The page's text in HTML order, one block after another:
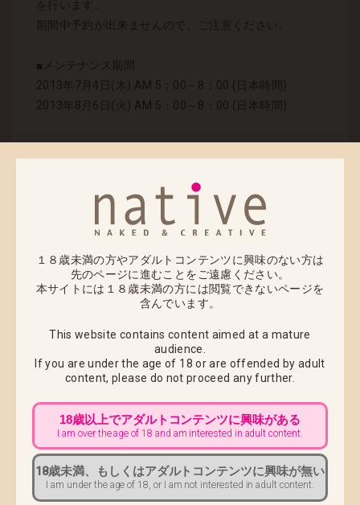
を行います。
期間中予約が出来ませんので、ご注意ください。
■メンテナンス期間
2013年7月4日(木) AM 5：00～8：00 (日本時間)
2013年8月6日(火) AM 5：00～8：00 (日本時間)
Gift「アーサー」特典付き 取扱いとご予約受付開始日
りました。
ネイティブオンライン特典として「大槍葦人氏描き下
ろし18禁イラストA3タペストリー」が付属いたします
ので、是非ご利用ください。
■商品名：アーサー
■上代 ： ￥9,800（税込）
■サイズ ：全高約20cm
■材質 ：PVC・ABS 塗装済み完成品
■ご予約受け付け期間：2013年6月27日(木)12時～2013
１８歳未満の方やアダルトコンテンツに興味のない方は
先のページに進むことをご遠慮ください。
本サイトには１８歳未満の方には閲覧できないページを
含んでいます。
This website contains content aimed at a mature
audience.
If you are under the age of 18 or are offended by adult
content,please do not proceed any further.
18歳以上でアダルトコンテンツに興味がある
I am over the age of 18 and am interested in adult content.
18歳未満、もしくはアダルトコンテンツに興味が無い
I am under the age of 18, or I am not interested in adult content.